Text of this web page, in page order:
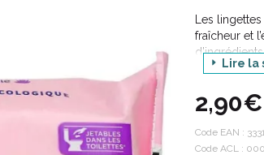
Les
fraîcheur et
minimisant
Lire la
2,90€
Code EAN :
Code ACL :